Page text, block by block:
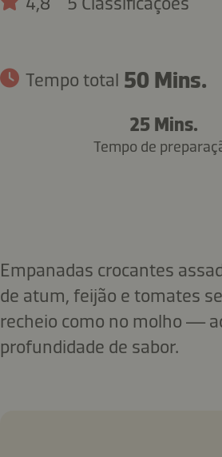
Tempo total 50 Mins.
25 Mins.
Tempo de
Empanadas crocantes
de atum, feijão e tomates
recheio como no molho —
profundidade de sabor.